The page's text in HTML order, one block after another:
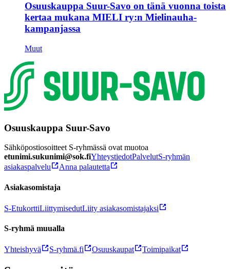
Osuuskauppa Suur-Savo on tänä vuonna toista
kertaa mukana MIELI ry:n Mielinauha-
kampanjassa
Muut
Osuuskauppa Suur-Savo
Sähköpostiosoitteet S-ryhmässä ovat muotoa
etunimi.sukunimi@sok.fiYhteystiedotPalvelutS-ryhmän
asiakaspalvelu
Anna palautetta
Asiakasomistaja
S-EtukorttiLiittymisedutLiity asiakasomistajaksi
S-ryhmä muualla
Yhteishyvä S-ryhmä.fi Osuuskaupat Toimipaikat